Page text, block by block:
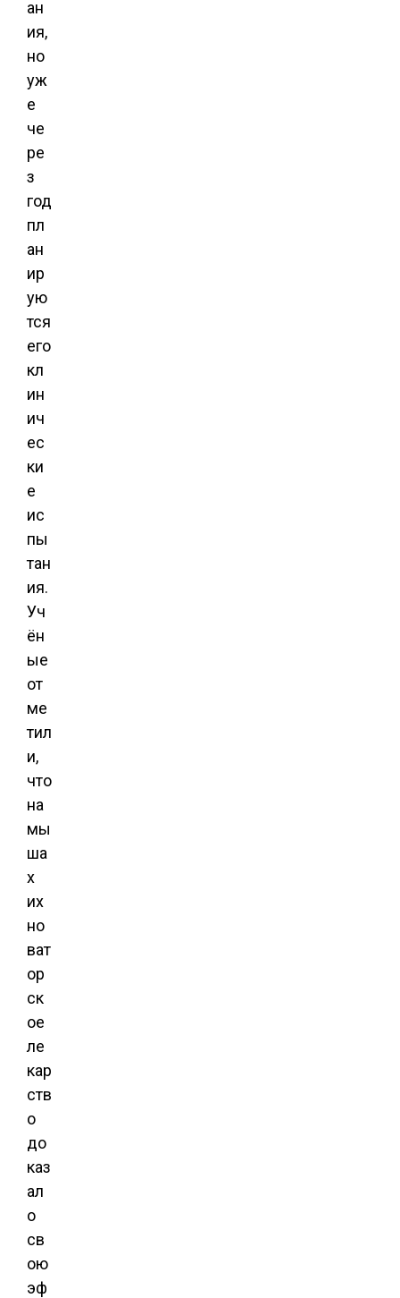
ан
ия,
но
уж
е
че
ре
з
год
пл
ан
ир
ую
тся
его
кл
ин
ич
ес
ки
е
ис
пы
тан
ия.
Уч
ён
ые
от
ме
тил
и,
что
на
мы
ша
х
их
но
ват
ор
ск
ое
ле
кар
ств
о
до
каз
ал
о
св
ою
эф